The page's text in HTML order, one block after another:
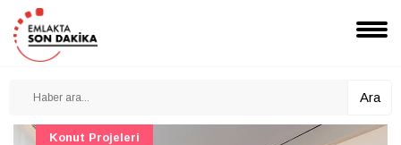
Ara
Konut Projeleri